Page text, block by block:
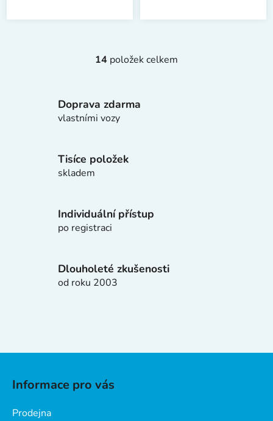
O
á
k
p
14 položek celkem
Doprava zdarma
vlastními vozy
Tisíce položek
skladem
Individuální přístup
po registraci
Dlouholeté zkušenosti
od roku 2003
Informace pro vás
Prodejna